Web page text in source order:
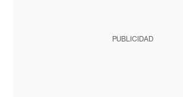
PUBLICIDAD